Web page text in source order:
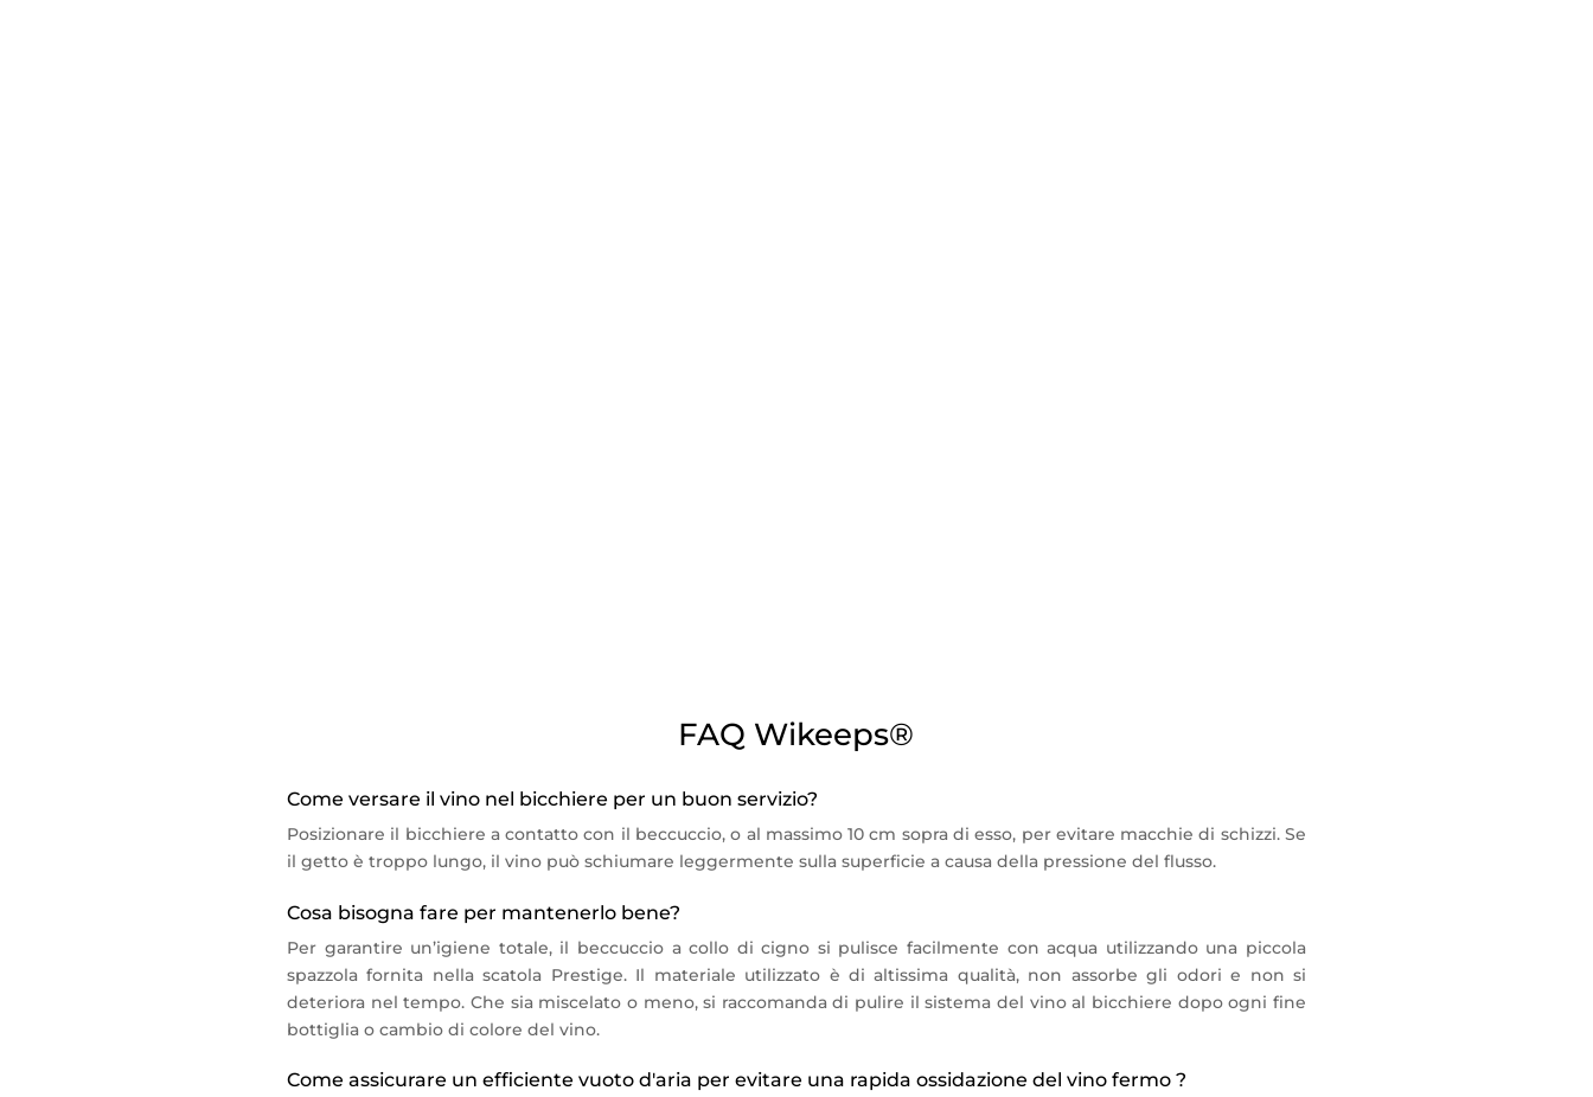
FAQ Wikeeps®
Come versare il vino nel bicchiere per un buon servizio?
Posizionare il bicchiere a contatto con il beccuccio, o al massimo 10 cm sopra di esso, per evitare macchie di schizzi. Se
il getto è troppo lungo, il vino può schiumare leggermente sulla superficie a causa della pressione del flusso.
Cosa bisogna fare per mantenerlo bene?
Per garantire un’igiene totale, il beccuccio a collo di cigno si pulisce facilmente con acqua utilizzando una piccola
spazzola fornita nella scatola Prestige. Il materiale utilizzato è di altissima qualità, non assorbe gli odori e non si
deteriora nel tempo. Che sia miscelato o meno, si raccomanda di pulire il sistema del vino al bicchiere dopo ogni fine
bottiglia o cambio di colore del vino.
Come assicurare un efficiente vuoto d'aria per evitare una rapida ossidazione del vino fermo ?